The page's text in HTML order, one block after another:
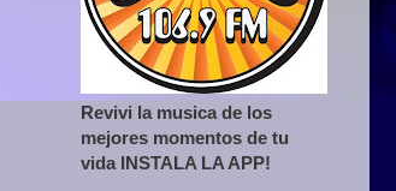
Revivi la musica de los
mejores momentos de tu
vida INSTALA LA APP!